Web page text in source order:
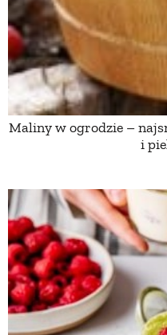
Maliny w ogrodzie –
i